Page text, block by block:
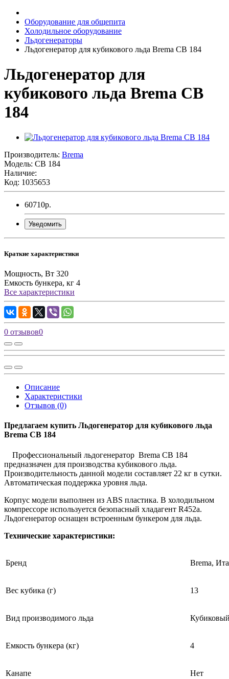
Оборудование для общепита
Холодильное оборудование
Льдогенераторы
Льдогенератор для кубикового льда Brema СВ 184
Льдогенератор для
кубикового льда Brema СВ
184
Производитель: Brema
Модель: СВ 184
Наличие:
Код: 1035653
60710р.
Уведомить
Краткие характеристики
Мощность, Вт 320
Емкость бункера, кг 4
Все характеристики
0 отзывов0
Описание
Характеристики
Отзывов (0)
Предлагаем купить Льдогенератор для кубикового льда
Brema СВ 184
Профессиональный льдогенератор Brema CB 184
предназначен для производства кубикового льда.
Производительность данной модели составляет 22 кг в сутки.
Автоматическая поддержка уровня льда.
Корпус модели выполнен из ABS пластика. В холодильном
компрессоре используется безопасный хладагент R452a.
Льдогенератор оснащен встроенным бункером для льда.
Технические характеристики:
Бренд Brema,
Вес кубика (г) 13
Вид производимого льда
Емкость бункера (кг) 4
Канапе Нет